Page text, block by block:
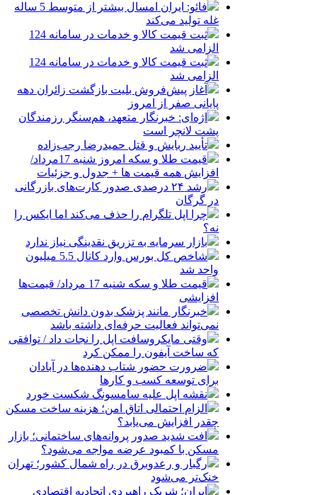
فائو: ایران امسال بیشتر از متوسط 5 ساله
غله تولید می‌کند
ثبت قیمت کالا و خدمات در سامانه 124
الزامی شد
ثبت قیمت کالا و خدمات در سامانه 124
الزامی شد
آغاز پیش‌فروش بلیت بازگشت زائران دهه
پایانی صفر از امروز
اژه‌ای: خبرنگار متعهد، هم‌سنگر رزمندگان
پشت لانچر است
تأیید ربایش و قتل حمیدرضا رجب‌زاده
قیمت طلا و سکه امروز شنبه 17مرداد/
افزایش همه قیمت ها + جدول و جزئیات
رشد ۲۴ درصدی صدور کارت‌های بازرگانی
در گرگان
چرا اپل تلگرام را حذف می‌کند اما ایکس را
نه؟
بازار سرمایه به تزریق نقدینگی نیاز ندارد
شاخص کل بورس وارد کانال 5.5 میلیون
واحد شد
قیمت طلا و سکه شنبه 17 مرداد/ قیمت‌ها
افزایشی
خبرنگار مانند پزشک بدون دانش تخصصی
نمی‌تواند فعالیت حرفه‌ای داشته باشد
وقتی مایکروسافت اپل را نجات داد / توافقی
که ساخت آیفون را ممکن کرد
ضرورت حضور شتاب ‌دهنده‌ها در آبادان
برای توسعه کسب‌ و کارها
نقشه اپل علیه سامسونگ شکست خورد
الزام احتمالی اتاق امن؛ هزینه ساخت مسکن
چقدر افزایش می‌یابد؟
افت شدید صدور پروانه‌های ساختمانی؛ بازار
مسکن با کمبود عرضه مواجه می‌شود؟
رگبار و رعدوبرق در راه شمال کشور؛ تهران
خنک‌تر می‌شود
ایران؛ شریک راهبردی اتحادیه اقتصادی